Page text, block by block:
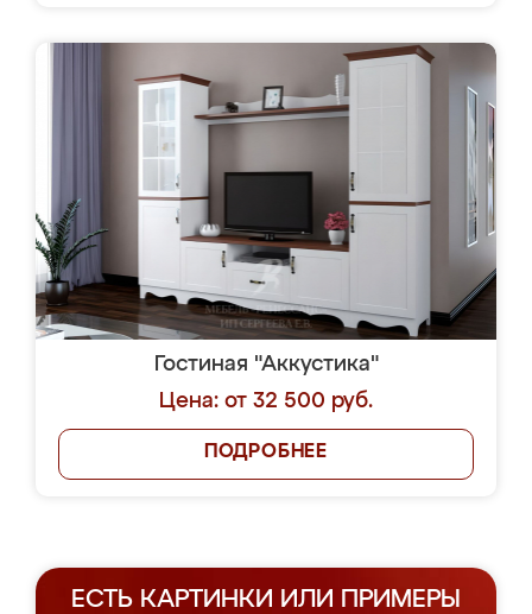
Гостиная "Аккустика"
Цена: от 32 500 руб.
ПОДРОБНЕЕ
ЕСТЬ КАРТИНКИ ИЛИ ПРИМЕРЫ